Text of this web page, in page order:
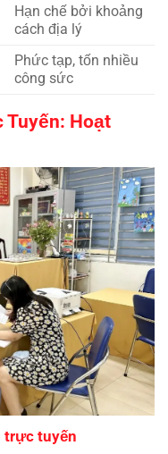
Hạn chế bởi khoảng
cách địa lý
Phức tạp, tốn nhiều
công sức
Tuyến: Hoạt
trực tuyến